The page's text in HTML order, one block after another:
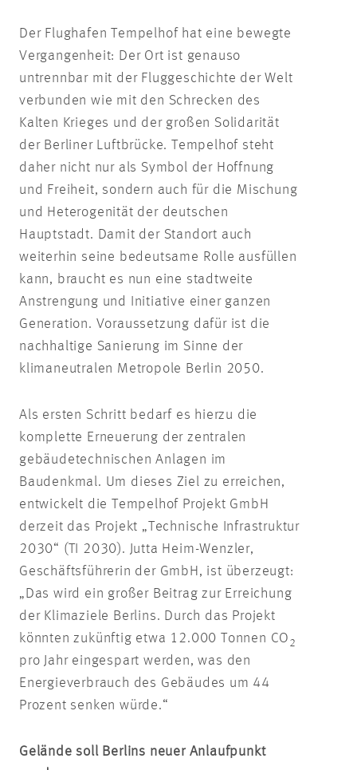
Der Flughafen Tempelhof hat eine bewegte
Vergangenheit: Der Ort ist genauso
untrennbar mit der Fluggeschichte der Welt
verbunden wie mit den Schrecken des
Kalten Krieges und der großen Solidarität
der Berliner Luftbrücke. Tempelhof steht
daher nicht nur als Symbol der Hoffnung
und Freiheit, sondern auch für die Mischung
und Heterogenität der deutschen
Hauptstadt. Damit der Standort auch
weiterhin seine bedeutsame Rolle ausfüllen
kann, braucht es nun eine stadtweite
Anstrengung und Initiative einer ganzen
Generation. Voraussetzung dafür ist die
nachhaltige Sanierung im Sinne der
klimaneutralen Metropole Berlin 2050.
Als ersten Schritt bedarf es hierzu die
komplette Erneuerung der zentralen
gebäudetechnischen Anlagen im
Baudenkmal. Um dieses Ziel zu erreichen,
entwickelt die Tempelhof Projekt GmbH
derzeit das Projekt „Technische Infrastruktur
2030“ (TI 2030). Jutta Heim-Wenzler,
Geschäftsführerin der GmbH, ist überzeugt:
„Das wird ein großer Beitrag zur Erreichung
der Klimaziele Berlins. Durch das Projekt
könnten zukünftig etwa 12.000 Tonnen CO 2
pro Jahr eingespart werden, was den
Energieverbrauch des Gebäudes um 44
Prozent senken würde.“
Gelände soll Berlins neuer Anlaufpunkt